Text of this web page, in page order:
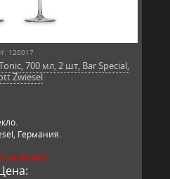
120017
700 мл, 2 шт, Bar Special,
Zwiesel
Германия.​​
НАЛИЧИИ